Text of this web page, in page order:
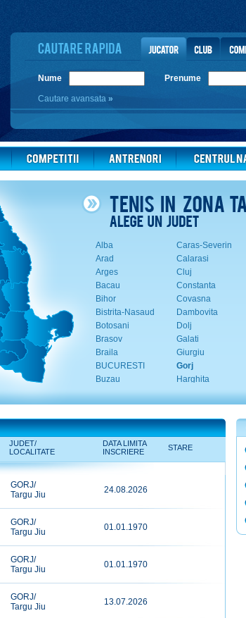
Nume Prenume
Cautare avansata »
Alba
Arad
Arges
Bacau
Bihor
Bistrita-Nasaud
Botosani
Brasov
Braila
BUCURESTI
Buzau
Caras-Severin
Calarasi
Cluj
Constanta
Covasna
Dambovita
Dolj
Galati
Giurgiu
Gorj
Harghita
JUDET/
LOCALITATE
DATA LIMITA
INSCRIERE
STARE
GORJ/
Targu Jiu
24.08.2026
GORJ/
Targu Jiu
01.01.1970
GORJ/
Targu Jiu
01.01.1970
GORJ/
Targu Jiu
13.07.2026